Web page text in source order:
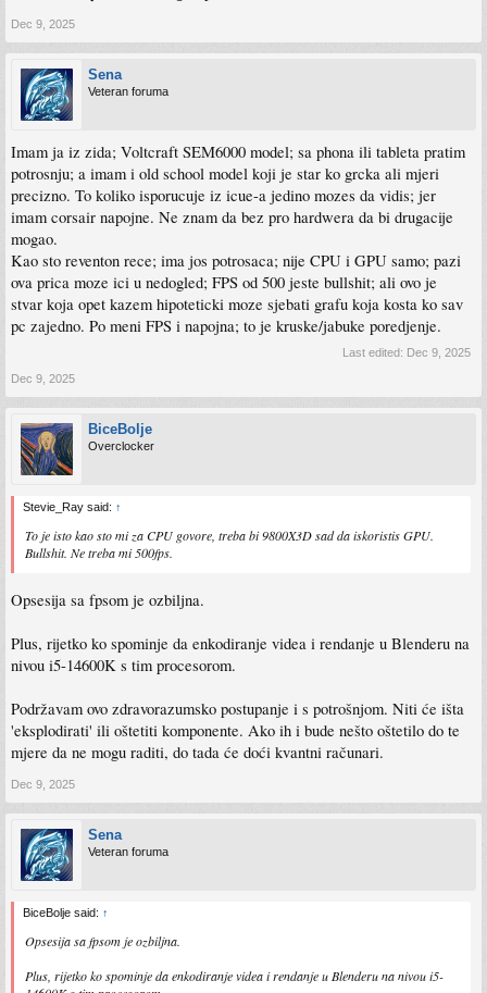
Dec 9, 2025
Sena
Veteran foruma
Imam ja iz zida; Voltcraft SEM6000 model; sa phona ili tableta pratim
potrosnju; a imam i old school model koji je star ko grcka ali mjeri
precizno. To koliko isporucuje iz icue-a jedino mozes da vidis; jer
imam corsair napojne. Ne znam da bez pro hardwera da bi drugacije
mogao.
Kao sto reventon rece; ima jos potrosaca; nije CPU i GPU samo; pazi
ova prica moze ici u nedogled; FPS od 500 jeste bullshit; ali ovo je
stvar koja opet kazem hipoteticki moze sjebati grafu koja kosta ko sav
pc zajedno. Po meni FPS i napojna; to je kruske/jabuke poredjenje.
Last edited: Dec 9, 2025
Dec 9, 2025
BiceBolje
Overclocker
Stevie_Ray said: ↑
To je isto kao sto mi za CPU govore, treba bi 9800X3D sad da iskoristis GPU.
Bullshit. Ne treba mi 500fps.
Opsesija sa fpsom je ozbiljna.
Plus, rijetko ko spominje da enkodiranje videa i rendanje u Blenderu na
nivou i5-14600K s tim procesorom.
Podržavam ovo zdravorazumsko postupanje i s potrošnjom. Niti će išta
'eksplodirati' ili oštetiti komponente. Ako ih i bude nešto oštetilo do te
mjere da ne mogu raditi, do tada će doći kvantni računari.
Dec 9, 2025
Sena
Veteran foruma
BiceBolje said: ↑
Opsesija sa fpsom je ozbiljna.
Plus, rijetko ko spominje da enkodiranje videa i rendanje u Blenderu na nivou i5-